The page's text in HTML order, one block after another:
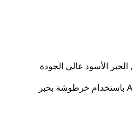
الأسود عالي الجودة
تصل إلى 180 صفحة A4 باستخدام خرطوشة بحبر